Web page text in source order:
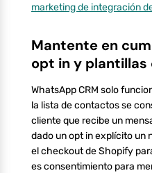
marketing de integración
Mantente en
opt in y plantillas
WhatsApp CRM solo
la lista de contactos se
cliente que recibe un
dado un opt in explícito un
el checkout de Shopify
es consentimiento para